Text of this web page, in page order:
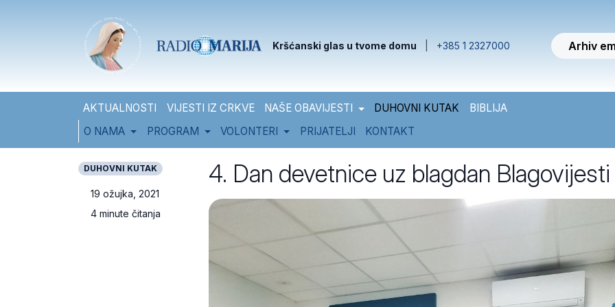
Kršćanski glas u tvome domu +385 1 2327000 Arhiv
AKTUALNOSTI VIJESTI IZ CRKVE NAŠE OBAVIJESTI DUHOVNI KUTAK
BIBLIJA
O NAMA
PROGRAM VOLONTERI PRIJATELJI KONTAKT
DUHOVNI KUTAK
19 ožujka, 2021
4 minute čitanja
4. Dan devetnice uz blagdan Blagovijesti